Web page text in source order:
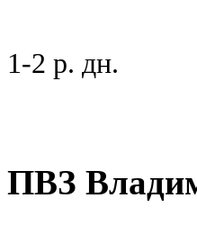
1-2 р. дн.
ПВЗ